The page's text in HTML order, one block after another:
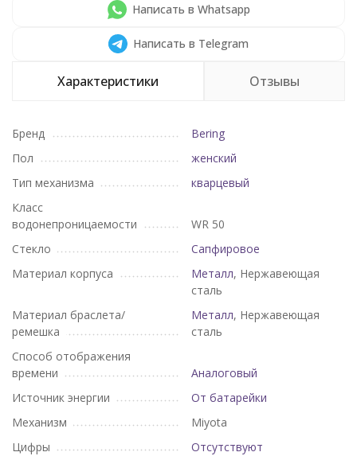
Написать в Whatsapp
Написать в Telegram
Характеристики Отзывы
Бренд
Bering
Пол
женский
Тип механизма
кварцевый
Класс
водонепроницаемости
WR 50
Стекло
Сапфировое
Материал корпуса
Металл, Нержавеющая
сталь
Материал браслета/
ремешка
Металл, Нержавеющая
сталь
Способ отображения
времени
Аналоговый
Источник энергии
От батарейки
Механизм
Miyota
Цифры
Отсутствуют